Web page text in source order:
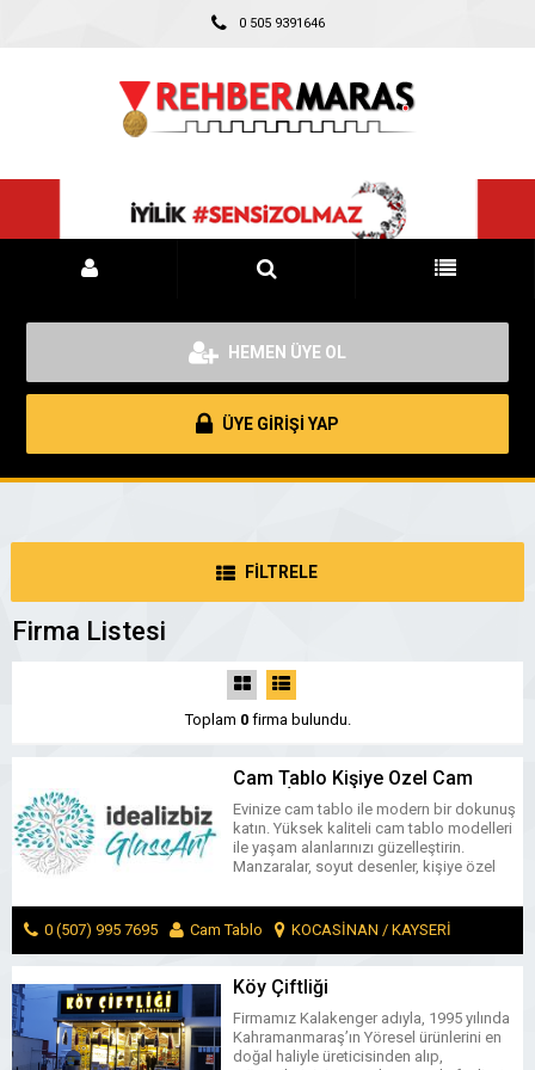
0 505 9391646
HEMEN ÜYE OL
ÜYE GİRİŞİ YAP
FİLTRELE
Firma Listesi
Toplam 0firma bulundu.
Cam Tablo Kişiye Özel Cam
Tablo İdealizbiz Cam Tablo
Modelleri
Evinize cam tablo ile modern bir dokunuş
katın. Yüksek kaliteli cam tablo modelleri
ile yaşam alanlarınızı güzelleştirin.
Manzaralar, soyut desenler, kişiye özel
0 (507) 995 7695 Cam Tablo KOCASİNAN / KAYSERİ
Köy Çiftliği
Firmamız Kalakenger adıyla, 1995 yılında
Kahramanmaraş’ın Yöresel ürünlerini en
doğal haliyle üreticisinden alıp,